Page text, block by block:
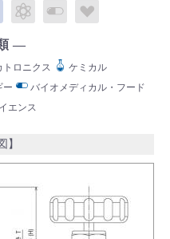
クス
ル
パブリックラボラトリ
エネルギーバイオメディカ
トロニクス
ケミカル
ー
バイオメディカル・フード
エンス
】